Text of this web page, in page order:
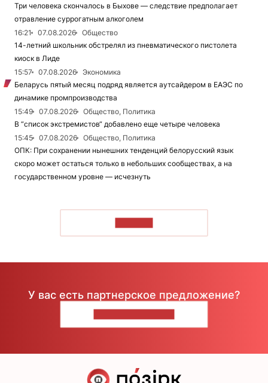
Три человека скончалось в Быхове — следствие предполагает
отравление суррогатным алкоголем
16:21
07.08.2026
Общество
14-летний школьник обстрелял из пневматического пистолета
киоск в Лиде
15:57
07.08.2026
Экономика
Беларусь пятый месяц подряд является аутсайдером в ЕАЭС по
динамике промпроизводства
15:49
07.08.2026
Общество, Политика
В “список экстремистов“ добавлено еще четыре человека
15:45
07.08.2026
Общество, Политика
ОПК: При сохранении нынешних тенденций белорусский язык
скоро может остаться только в небольших сообществах, а на
государственном уровне — исчезнуть
У вас есть партнерское предложение?